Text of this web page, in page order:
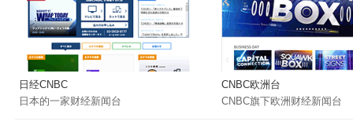
日经CNBC
日本的一家财经新闻台
CNBC欧洲台
CNBC旗下欧洲财经新闻台